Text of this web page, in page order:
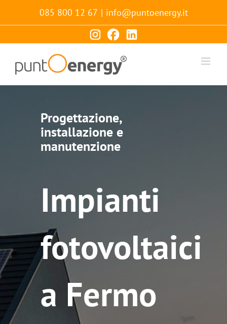
contenuto
085 800 12 67 | info@puntoenergy.it
Progettazione,
installazione e
manutenzione
Impianti
fotovoltaici
a Fermo